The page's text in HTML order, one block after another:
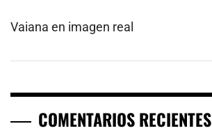
Vaiana en imagen real
COMENTARIOS RECIENTES